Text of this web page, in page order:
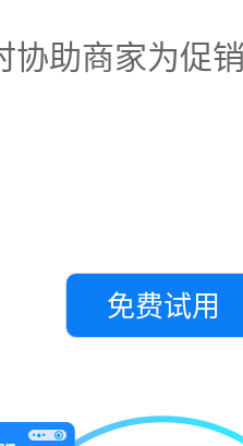
协助商家为促
免费试用